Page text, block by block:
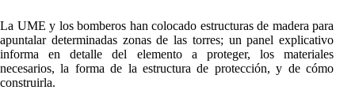
La UME y los bomberos han colocado estructuras de madera para
apuntalar determinadas zonas de las torres; un panel explicativo
informa en detalle del elemento a proteger, los materiales
necesarios, la forma de la estructura de protección, y de cómo
construirla.